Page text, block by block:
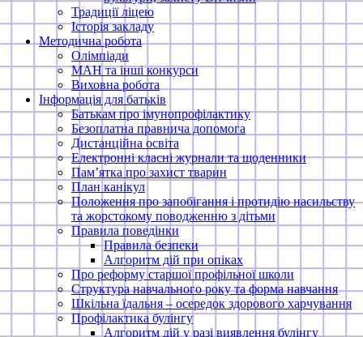
Традиції ліцею
Історія закладу
Методична робота
Олімпіади
МАН та інші конкурси
Виховна робота
Інформація для батьків
Батькам про імунопрофілактику
Безоплатна правнича допомога
Дистанційна освіта
Електронні класні журнали та щоденники
Памʼятка про захист тварин
План канікул
Положення про запобігання і протидію насильству
та жорстокому поводженню з дітьми
Правила поведінки
Правила безпеки
Алгоритм дій при опіках
Про реформу старшої профільної школи
Структура навчального року та форма навчання
Шкільна їдальня – осередок здорового харчування
Профілактика булінгу
Алгоритм дій у разі виявлення булінгу